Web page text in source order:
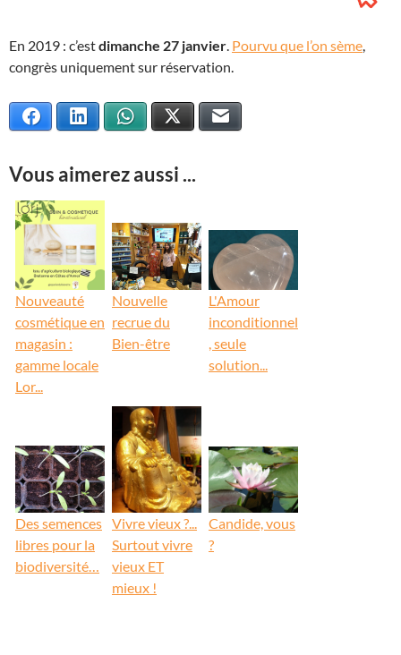
En 2019 : c’estdimanche 27 janvier Pourvu que l’on sème
congrès uniquement sur réservation.
Facebook LinkedIn WhatsApp
Vous aimerez aussi ...
Nouveauté
cosmétique en
magasin :
gamme locale
Lor...
Nouvelle
recrue du
Bien-être
L'Amour
inconditionnel
, seule
solution...
Des semences
libres pour la
biodiversité…
Vivre vieux ?...
Surtout vivre
vieux ET
mieux !
Candide, vous
?